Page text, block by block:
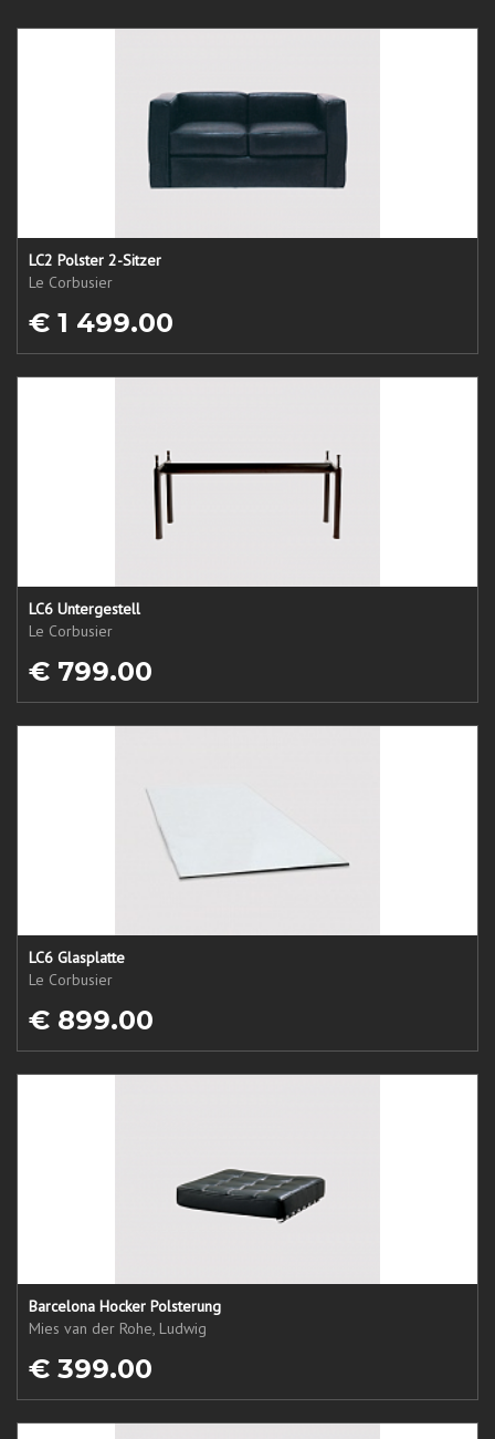
LC2 Polster 2-Sitzer
Le Corbusier
€ 1 499.00
LC6 Untergestell
Le Corbusier
€ 799.00
LC6 Glasplatte
Le Corbusier
€ 899.00
Barcelona Hocker Polsterung
Mies van der Rohe, Ludwig
€ 399.00